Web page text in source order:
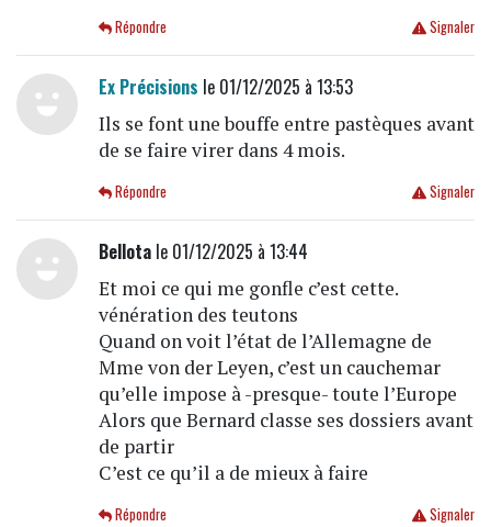
Signaler
Répondre
Ex Précisions le 01/12/2025 à 13:53
Ils se font une bouffe entre pastèques avant
de se faire virer dans 4 mois.
Signaler
Répondre
Bellotale 01/12/2025 à 13:44
Et moi ce qui me gonfle c’est cette.
vénération des teutons
Quand on voit l’état de l’Allemagne de
Mme von der Leyen, c’est un cauchemar
qu’elle impose à -presque- toute l’Europe
Alors que Bernard classe ses dossiers avant
de partir
C’est ce qu’il a de mieux à faire
Signaler
Répondre